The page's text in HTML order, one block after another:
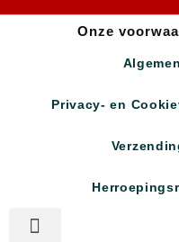
Onze
Privacy- en